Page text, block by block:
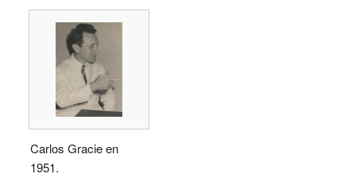
Carlos Gracie en
1951.